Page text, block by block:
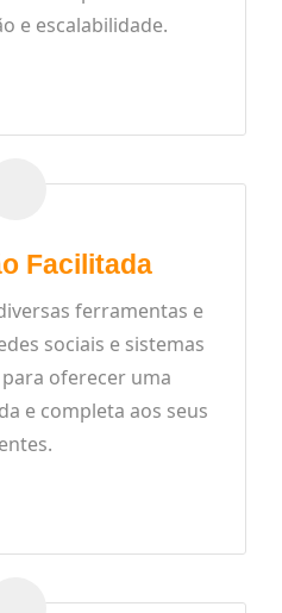
e escalabilidade.
Facilitada
ferramentas e
sociais e sistemas
oferecer uma
e completa aos seus